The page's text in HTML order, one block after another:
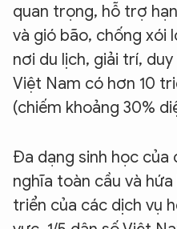
quan trọng, hỗ trợ
và gió bão, chống xói
nơi du lịch, giải trí,
Việt Nam có hơn 10
(chiếm khoảng 30%
Đa dạng sinh học của
nghĩa toàn cầu và
triển của các dịch vụ